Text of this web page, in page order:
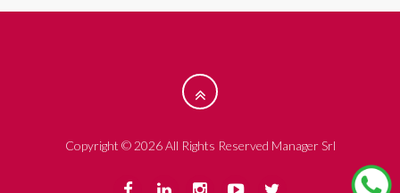
Copyright © 2026 All Rights Reserved Manager Srl